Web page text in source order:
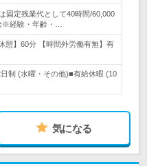
固定残業代として40時間/60,000
経験・年齢・…
憩】60分 【時間外労働有無】有
制 (水曜・その他)■有給休暇 (10
気になる